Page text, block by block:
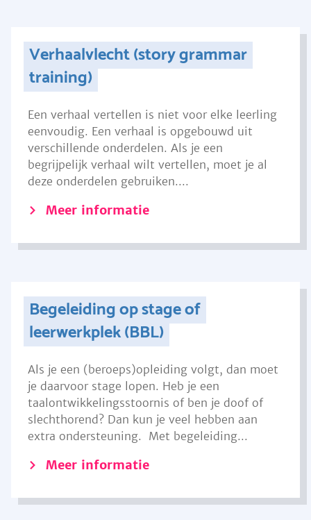
Verhaalvlecht (story grammar
training)
Een verhaal vertellen is niet voor elke leerling
eenvoudig. Een verhaal is opgebouwd uit
verschillende onderdelen. Als je een
begrijpelijk verhaal wilt vertellen, moet je al
deze onderdelen gebruiken....
Meer informatie
Begeleiding op stage of
leerwerkplek (BBL)
Als je een (beroeps)opleiding volgt, dan moet
je daarvoor stage lopen. Heb je een
taalontwikkelingsstoornis of ben je doof of
slechthorend? Dan kun je veel hebben aan
extra ondersteuning. Met begeleiding...
Meer informatie